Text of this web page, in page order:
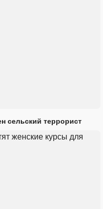
сельский террорист